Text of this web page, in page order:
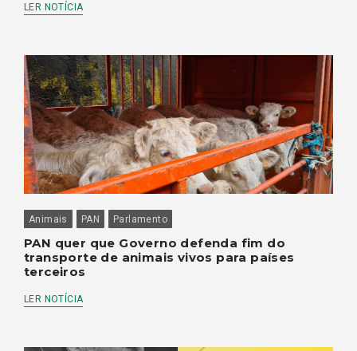
LER NOTÍCIA
Animais PAN Parlamento
PAN quer que Governo defenda fim do
transporte de animais vivos para países
terceiros
LER NOTÍCIA